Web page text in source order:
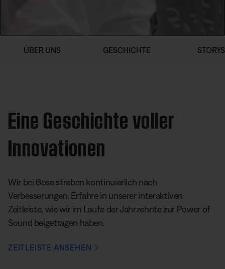
ÜBER UNS GESCHICHTE STORYS
Eine Geschichte voller
Innovationen
Wir bei Bose streben kontinuierlich nach
Verbesserungen. Erfahre in unserer interaktiven
Zeitleiste, wie wir im Laufe der Jahrzehnte zur Power of
Sound beigetragen haben.
ZEITLEISTE ANSEHEN